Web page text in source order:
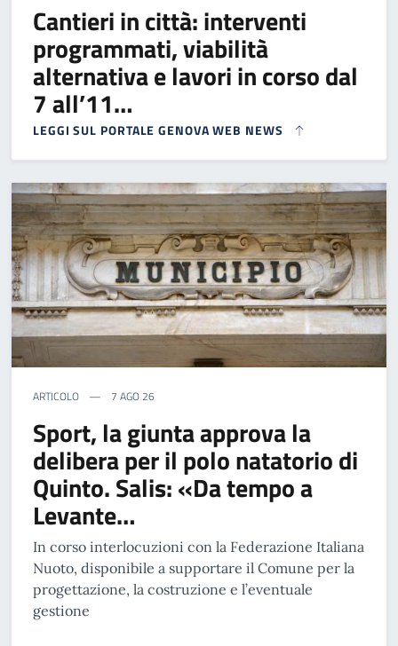
Cantieri in città: interventi
programmati, viabilità
alternativa e lavori in corso dal
7 all’11…
LEGGI SUL PORTALE GENOVA WEB NEWS
ARTICOLO 7 AGO 26
Sport, la giunta approva la
delibera per il polo natatorio di
Quinto. Salis: «Da tempo a
Levante…
In corso interlocuzioni con la Federazione Italiana
Nuoto, disponibile a supportare il Comune per la
progettazione, la costruzione e l’eventuale
gestione